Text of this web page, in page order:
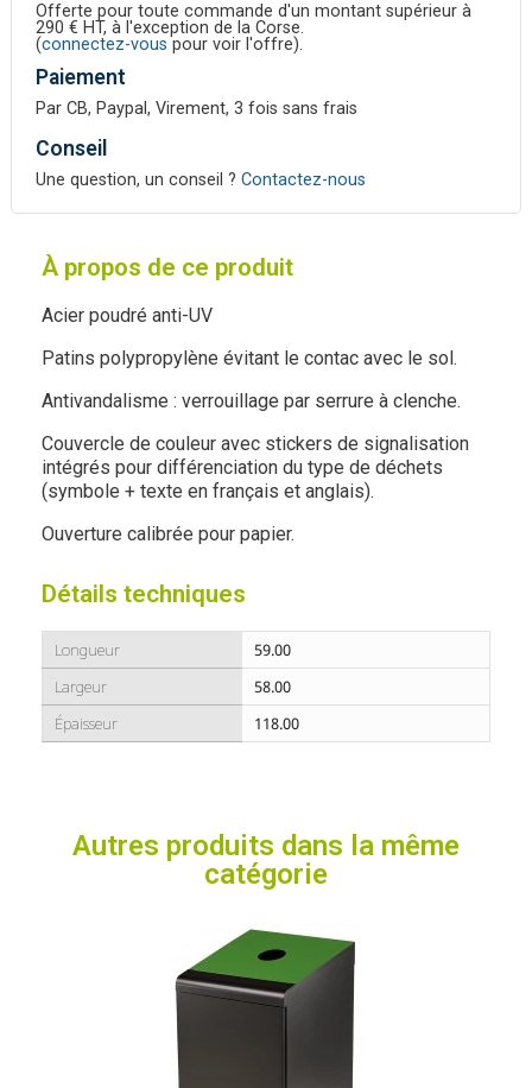
Offerte pour toute commande d'un montant supérieur à
290 € HT, à l'exception de la Corse.
(connectez-vous pour voir l'offre).
Paiement
Par CB, Paypal, Virement, 3 fois sans frais
Conseil
Une question, un conseil ? Contactez-nous
À propos de ce produit
Acier poudré anti-UV
Patins polypropylène évitant le contac avec le sol.
Antivandalisme : verrouillage par serrure à clenche.
Couvercle de couleur avec stickers de signalisation
intégrés pour différenciation du type de déchets
(symbole + texte en français et anglais).
Ouverture calibrée pour papier.
Détails techniques
Longueur
59.00
Largeur
58.00
Épaisseur
118.00
Autres produits dans la même
catégorie